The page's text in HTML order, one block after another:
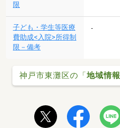
限
子ども・学生等医療
費助成<入院>所得制
限－備考
-
神戸市東灘区の「地域情報